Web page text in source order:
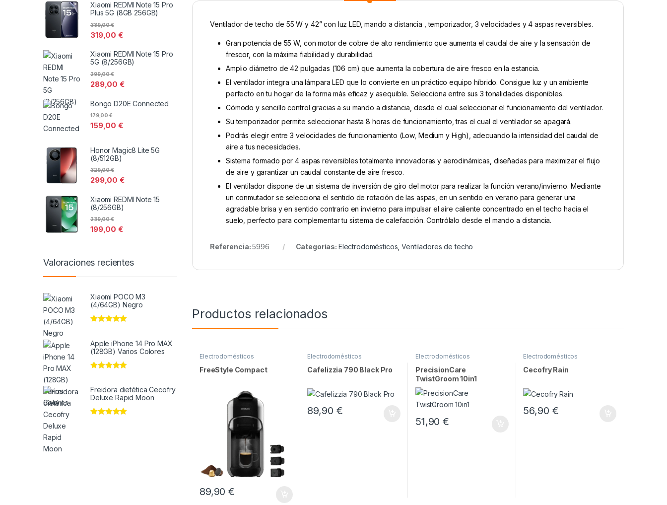
Ventilador de techo de 55 W y 42” con luz LED, mando a distancia , temporizador, 3 velocidades y 4 aspas reversibles.
Gran potencia de 55 W, con motor de cobre de alto rendimiento que aumenta el caudal de aire y la sensación de
frescor, con la máxima fiabilidad y durabilidad.
Amplio diámetro de 42 pulgadas (106 cm) que aumenta la cobertura de aire fresco en la estancia.
El ventilador integra una lámpara LED que lo convierte en un práctico equipo híbrido. Consigue luz y un ambiente
perfecto en tu hogar de la forma más eficaz y asequible. Selecciona entre sus 3 tonalidades disponibles.
Cómodo y sencillo control gracias a su mando a distancia, desde el cual seleccionar el funcionamiento del ventilador.
Su temporizador permite seleccionar hasta 8 horas de funcionamiento, tras el cual el ventilador se apagará.
Podrás elegir entre 3 velocidades de funcionamiento (Low, Medium y High), adecuando la intensidad del caudal de
aire a tus necesidades.
Sistema formado por 4 aspas reversibles totalmente innovadoras y aerodinámicas, diseñadas para maximizar el flujo
de aire y garantizar un caudal constante de aire fresco.
El ventilador dispone de un sistema de inversión de giro del motor para realizar la función verano/invierno. Mediante
un conmutador se selecciona el sentido de rotación de las aspas, en un sentido en verano para generar una
agradable brisa y en sentido contrario en invierno para impulsar el aire caliente concentrado en el techo hacia el
suelo, perfecto para complementar tu sistema de calefacción. Contrólalo desde el mando a distancia.
Referencia:5996 Categorías: Electrodomésticos ,Ventiladores de techo
Productos relacionados
Electrodomésticos
FreeStyle Compact
89,90€
Electrodomésticos
Cafelizzia 790 Black Pro
89,90 €
Electrodomésticos
PrecisionCare
TwistGroom 10in1
51,90€
Electrodomésticos
Cecofry Rain
56,90 €
Xiaomi REDMI Note 15 Pro
Plus 5G (8GB 256GB)
319,00€
339,00€
Xiaomi REDMI Note 15 Pro
5G (8/256GB)
289,00€
299,00€
Bongo D20E Connected
159,00€
179,00€
Honor Magic8 Lite 5G
(8/512GB)
299,00€
329,00€
Xiaomi REDMI Note 15
(8/256GB)
199,00€
239,00€
Valoraciones recientes
Xiaomi POCO M3
(4/64GB) Negro
Apple iPhone 14 Pro MAX
(128GB) Varios Colores
Freidora dietética Cecofry
Deluxe Rapid Moon